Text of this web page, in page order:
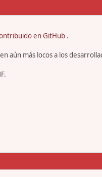
en GitHub .
aún más locos a los